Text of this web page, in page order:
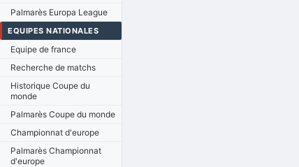
Palmarès Europa League
EQUIPES NATIONALES
Equipe de france
Recherche de matchs
Historique Coupe du
monde
Palmarès Coupe du monde
Championnat d'europe
Palmarès Championnat
d'europe